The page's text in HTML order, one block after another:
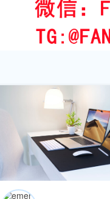
买分享 内容变现